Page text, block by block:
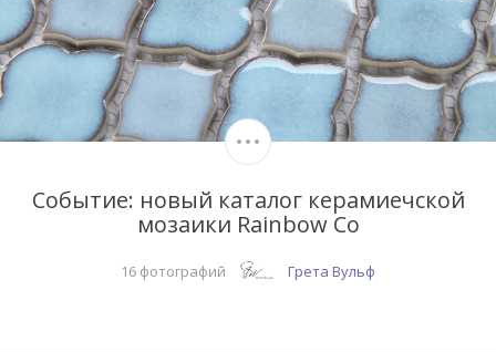
Событие: новый каталог керамиечской
мозаики Rainbow Co
16 фотографий Грета Вульф